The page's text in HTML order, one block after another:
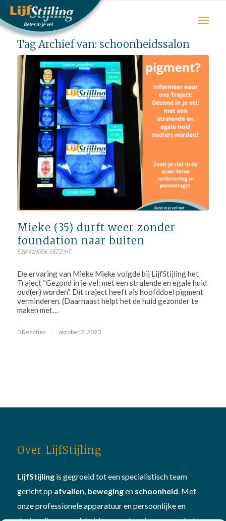
Tag Archief van: schoonheidssalon
Mieke (35) durft weer zonder
foundation naar buiten
ERVARINGEN, GEZICHT
De ervaring van Mieke Mieke volgde bij LijfStijling het
Traject “Gezond in je vel: met een stralende en egale huid
oud(er) worden”. Dit traject heeft als hoofddoel pigment
verminderen. (Daarnaast helpt het de huid gezonder te
maken met…
0 Reacties / oktober 2, 2023
Over LijfStijling
LijfStijlingis gegroeid tot een specialistisch team
gericht op afvallen bewegingen schoonheid . Met
onze professionele apparatuur en persoonlijke en